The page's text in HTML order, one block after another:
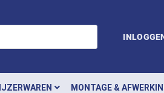
IJZERWAREN MONTAGE &